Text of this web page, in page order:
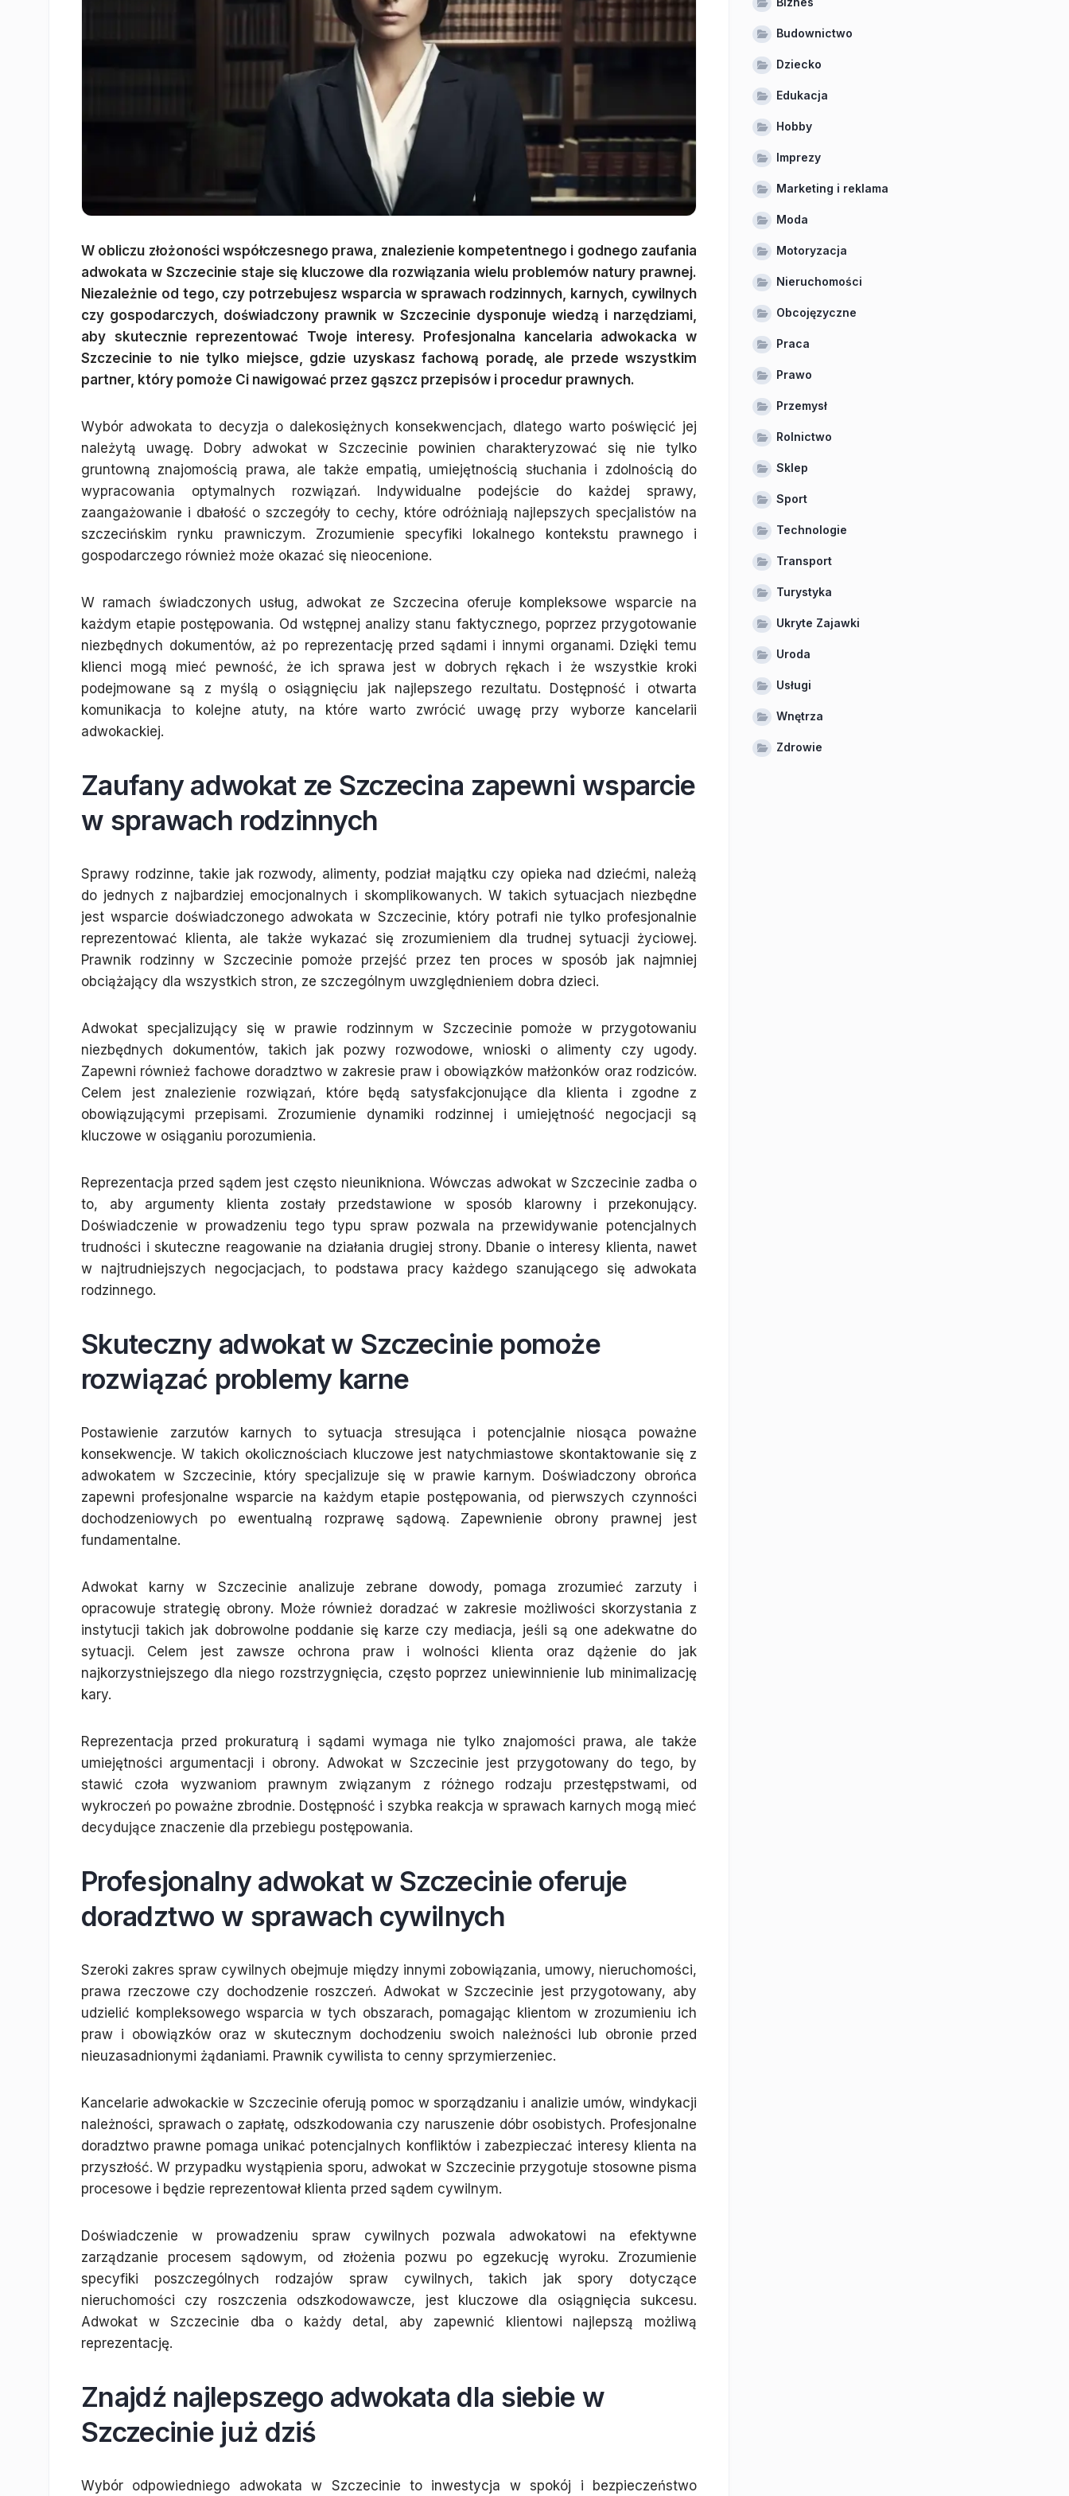
W obliczu złożoności współczesnego prawa, znalezienie kompetentnego i godnego zaufania
adwokata w Szczecinie staje się kluczowe dla rozwiązania wielu problemów natury prawnej.
Niezależnie od tego, czy potrzebujesz wsparcia w sprawach rodzinnych, karnych, cywilnych
czy gospodarczych, doświadczony prawnik w Szczecinie dysponuje wiedzą i narzędziami,
aby skutecznie reprezentować Twoje interesy. Profesjonalna kancelaria adwokacka w
Szczecinie to nie tylko miejsce, gdzie uzyskasz fachową poradę, ale przede wszystkim
partner, który pomoże Ci nawigować przez gąszcz przepisów i procedur prawnych.
Wybór adwokata to decyzja o dalekosiężnych konsekwencjach, dlatego warto poświęcić jej
należytą uwagę. Dobry adwokat w Szczecinie powinien charakteryzować się nie tylko
gruntowną znajomością prawa, ale także empatią, umiejętnością słuchania i zdolnością do
wypracowania optymalnych rozwiązań. Indywidualne podejście do każdej sprawy,
zaangażowanie i dbałość o szczegóły to cechy, które odróżniają najlepszych specjalistów na
szczecińskim rynku prawniczym. Zrozumienie specyfiki lokalnego kontekstu prawnego i
gospodarczego również może okazać się nieocenione.
W ramach świadczonych usług, adwokat ze Szczecina oferuje kompleksowe wsparcie na
każdym etapie postępowania. Od wstępnej analizy stanu faktycznego, poprzez przygotowanie
niezbędnych dokumentów, aż po reprezentację przed sądami i innymi organami. Dzięki temu
klienci mogą mieć pewność, że ich sprawa jest w dobrych rękach i że wszystkie kroki
podejmowane są z myślą o osiągnięciu jak najlepszego rezultatu. Dostępność i otwarta
komunikacja to kolejne atuty, na które warto zwrócić uwagę przy wyborze kancelarii
adwokackiej.
Zaufany adwokat ze Szczecina zapewni wsparcie
w sprawach rodzinnych
Sprawy rodzinne, takie jak rozwody, alimenty, podział majątku czy opieka nad dziećmi, należą
do jednych z najbardziej emocjonalnych i skomplikowanych. W takich sytuacjach niezbędne
jest wsparcie doświadczonego adwokata w Szczecinie, który potrafi nie tylko profesjonalnie
reprezentować klienta, ale także wykazać się zrozumieniem dla trudnej sytuacji życiowej.
Prawnik rodzinny w Szczecinie pomoże przejść przez ten proces w sposób jak najmniej
obciążający dla wszystkich stron, ze szczególnym uwzględnieniem dobra dzieci.
Adwokat specjalizujący się w prawie rodzinnym w Szczecinie pomoże w przygotowaniu
niezbędnych dokumentów, takich jak pozwy rozwodowe, wnioski o alimenty czy ugody.
Zapewni również fachowe doradztwo w zakresie praw i obowiązków małżonków oraz rodziców.
Celem jest znalezienie rozwiązań, które będą satysfakcjonujące dla klienta i zgodne z
obowiązującymi przepisami. Zrozumienie dynamiki rodzinnej i umiejętność negocjacji są
kluczowe w osiąganiu porozumienia.
Reprezentacja przed sądem jest często nieunikniona. Wówczas adwokat w Szczecinie zadba o
to, aby argumenty klienta zostały przedstawione w sposób klarowny i przekonujący.
Doświadczenie w prowadzeniu tego typu spraw pozwala na przewidywanie potencjalnych
trudności i skuteczne reagowanie na działania drugiej strony. Dbanie o interesy klienta, nawet
w najtrudniejszych negocjacjach, to podstawa pracy każdego szanującego się adwokata
rodzinnego.
Skuteczny adwokat w Szczecinie pomoże
rozwiązać problemy karne
Postawienie zarzutów karnych to sytuacja stresująca i potencjalnie niosąca poważne
konsekwencje. W takich okolicznościach kluczowe jest natychmiastowe skontaktowanie się z
adwokatem w Szczecinie, który specjalizuje się w prawie karnym. Doświadczony obrońca
zapewni profesjonalne wsparcie na każdym etapie postępowania, od pierwszych czynności
dochodzeniowych po ewentualną rozprawę sądową. Zapewnienie obrony prawnej jest
fundamentalne.
Adwokat karny w Szczecinie analizuje zebrane dowody, pomaga zrozumieć zarzuty i
opracowuje strategię obrony. Może również doradzać w zakresie możliwości skorzystania z
instytucji takich jak dobrowolne poddanie się karze czy mediacja, jeśli są one adekwatne do
sytuacji. Celem jest zawsze ochrona praw i wolności klienta oraz dążenie do jak
najkorzystniejszego dla niego rozstrzygnięcia, często poprzez uniewinnienie lub minimalizację
kary.
Reprezentacja przed prokuraturą i sądami wymaga nie tylko znajomości prawa, ale także
umiejętności argumentacji i obrony. Adwokat w Szczecinie jest przygotowany do tego, by
stawić czoła wyzwaniom prawnym związanym z różnego rodzaju przestępstwami, od
wykroczeń po poważne zbrodnie. Dostępność i szybka reakcja w sprawach karnych mogą mieć
decydujące znaczenie dla przebiegu postępowania.
Profesjonalny adwokat w Szczecinie oferuje
doradztwo w sprawach cywilnych
Szeroki zakres spraw cywilnych obejmuje między innymi zobowiązania, umowy, nieruchomości,
prawa rzeczowe czy dochodzenie roszczeń. Adwokat w Szczecinie jest przygotowany, aby
udzielić kompleksowego wsparcia w tych obszarach, pomagając klientom w zrozumieniu ich
praw i obowiązków oraz w skutecznym dochodzeniu swoich należności lub obronie przed
nieuzasadnionymi żądaniami. Prawnik cywilista to cenny sprzymierzeniec.
Kancelarie adwokackie w Szczecinie oferują pomoc w sporządzaniu i analizie umów, windykacji
należności, sprawach o zapłatę, odszkodowania czy naruszenie dóbr osobistych. Profesjonalne
doradztwo prawne pomaga unikać potencjalnych konfliktów i zabezpieczać interesy klienta na
przyszłość. W przypadku wystąpienia sporu, adwokat w Szczecinie przygotuje stosowne pisma
procesowe i będzie reprezentował klienta przed sądem cywilnym.
Doświadczenie w prowadzeniu spraw cywilnych pozwala adwokatowi na efektywne
zarządzanie procesem sądowym, od złożenia pozwu po egzekucję wyroku. Zrozumienie
specyfiki poszczególnych rodzajów spraw cywilnych, takich jak spory dotyczące
nieruchomości czy roszczenia odszkodowawcze, jest kluczowe dla osiągnięcia sukcesu.
Adwokat w Szczecinie dba o każdy detal, aby zapewnić klientowi najlepszą możliwą
reprezentację.
Znajdź najlepszego adwokata dla siebie w
Szczecinie już dziś
Wybór odpowiedniego adwokata w Szczecinie to inwestycja w spokój i bezpieczeństwo
Budownictwo
Dziecko
Edukacja
Hobby
Imprezy
Marketing i reklama
Moda
Motoryzacja
Nieruchomości
Obcojęzyczne
Praca
Prawo
Przemysł
Rolnictwo
Sklep
Sport
Technologie
Transport
Turystyka
Ukryte Zajawki
Uroda
Usługi
Wnętrza
Zdrowie